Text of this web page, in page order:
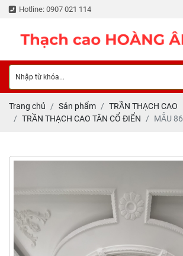
Hotline: 0907 021 114
Trang chủ Sản phẩm
TRẦN THẠCH CAO
TRẦN THẠCH CAO TÂN CỔ ĐIỂN
MẪU 86